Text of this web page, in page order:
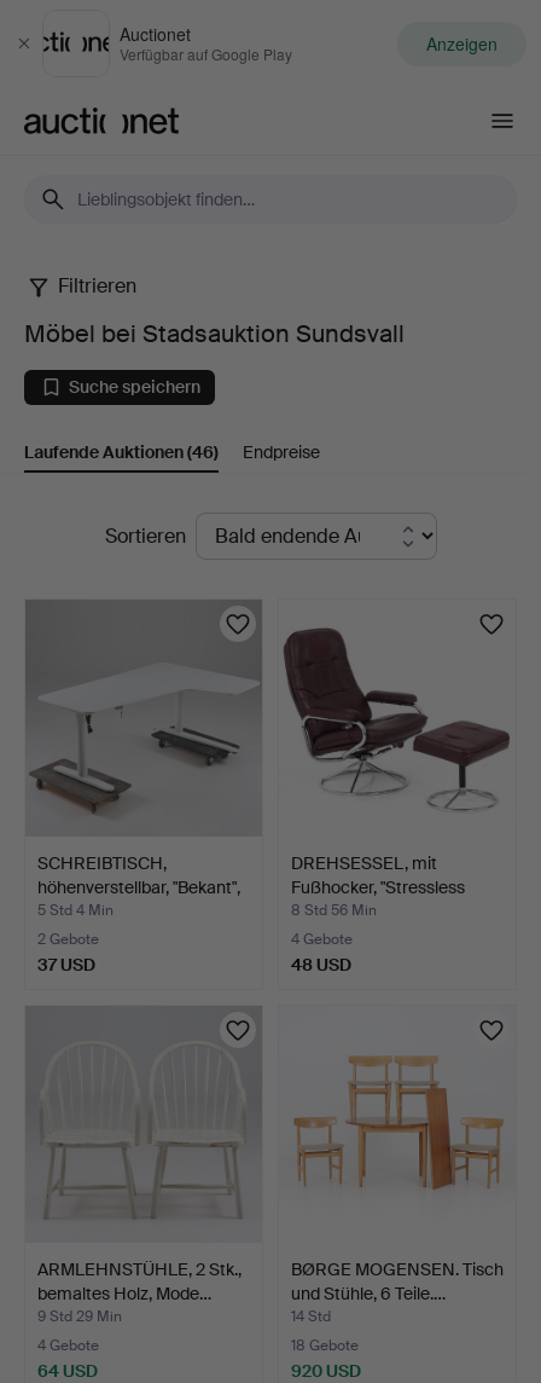
Schließen
Auctionet
Verfügbar auf Google Play Anzeigen
Möbel
bei
Stadsauktion
Sundsvall
Filtrieren
Möbel bei Stadsauktion Sundsvall
Suche speichern
Laufende Auktionen(46) Endpreise
LaufendeSortieren
SCHREIBTISCH,
höhenverstellbar, "Bekant",
…
5 Std 4 Min
2 Gebote
37 USD
DREHSESSEL, mit
Fußhocker, "Stressless
Vie…
8 Std 56 Min
4 Gebote
48 USD
ARMLEHNSTÜHLE, 2 Stk.,
bemaltes Holz, Mode…
9 Std 29 Min
4 Gebote
64 USD
BØRGE MOGENSEN. Tisch
und Stühle, 6 Teile.…
14 Std
18 Gebote
920 USD